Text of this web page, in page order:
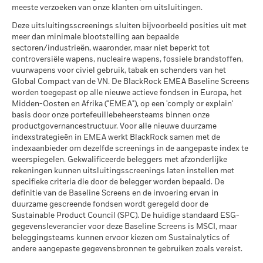
(%) AUD
7,5 -5,6 13,3
Beperkende
benchmark 1
(%) USD
9,4 -0,4 19,4
Historische
Vergelijkende
benchmark 2
(%) USD
9,4 -0,4
Het rendement is weergegeven na aftrek van de lopende
kosten. Instap-/uitstapvergoedingen worden niet in
aanmerking genomen bij de berekening.
De getoonde cijfers hebben betrekking op de prestaties in het
verleden. In het verleden behaalde resultaten vormen geen
betrouwbare indicator voor toekomstige resultaten. Markten
kunnen zich in de toekomst heel anders ontwikkelen. Het kan
u helpen om te beoordelen hoe het fonds in het verleden
werd beheerd
Gunstig
Wat u kunt terugkrijgen na aftrek van
Het stressscenario laat zien wat u zou kunnen terugkrijgen in
extreme marktomstandigheden.
Koolstofintensiteit (ton CO2-
per 17/jul/2026
MSCI ESG % Dekking
per 17/jul/2026
MSCI ESG-kwaliteitsscore –
Percentiel peer
per 17/jul/2026
Fondsen in peergroup
per 17/jul/2026
MSCI Gewogen Gemiddelde
Koolstofintensiteit % Dekking
per 17/jul/2026
86,97
Alle data komen van MSCI ESG Fund Ratings per
17/jul/2026, op basis van posities per 31/mrt/2026. De
duurzaamheidskenmerken van het fonds kunnen bijgevolg
van tijd tot tijd verschillen van de MSCI ESG Fund Ratings.
Om in MSCI ESG Fund Ratings te worden opgenomen, moet
per 30/jun/2026
MSCI – Ketelkool
per 30/jun/2026
0,00%
MSCI – Oliezand
per 30/jun/2026
Betrokkenheid van
bedrijfsleven Dekking
per 30/jun/2026
Percentage niet-gedekt
Fonds
per 30/jun/2026
1,15%
De blootstellingen van BlackRock inzake betrokkenheid van
het bedrijfsleven, zoals hierboven weergegeven voor
Ketelkool en Oliezand, worden berekend en gerapporteerd
voor bedrijven die meer dan 5% van hun inkomsten
genereren uit ketelkool of oliezand zoals bepaald door MSCI
meeste verzoeken van onze klanten om uitsluitingen.
Deze uitsluitingsscreenings sluiten bijvoorbeeld posities uit met
meer dan minimale blootstelling aan bepaalde
sectoren/industrieën, waaronder, maar niet beperkt tot
controversiële wapens, nucleaire wapens, fossiele brandstoffen,
vuurwapens voor civiel gebruik, tabak en schenders van het
Global Compact van de VN. De BlackRock EMEA Baseline Screens
worden toegepast op alle nieuwe actieve fondsen in Europa, het
Midden-Oosten en Afrika ("EMEA"), op een 'comply or explain'
basis door onze portefeuillebeheersteams binnen onze
productgovernancestructuur. Voor alle nieuwe duurzame
indexstrategieën in EMEA werkt BlackRock samen met de
indexaanbieder om dezelfde screenings in de aangepaste index te
weerspiegelen. Gekwalificeerde beleggers met afzonderlijke
rekeningen kunnen uitsluitingsscreenings laten instellen met
specifieke criteria die door de belegger worden bepaald. De
definitie van de Baseline Screens en de invoering ervan in
duurzame gescreende fondsen wordt geregeld door de
Sustainable Product Council (SPC). De huidige standaard ESG-
gegevensleverancier voor deze Baseline Screens is MSCI, maar
beleggingsteams kunnen ervoor kiezen om Sustainalytics of
andere aangepaste gegevensbronnen te gebruiken zoals vereist.